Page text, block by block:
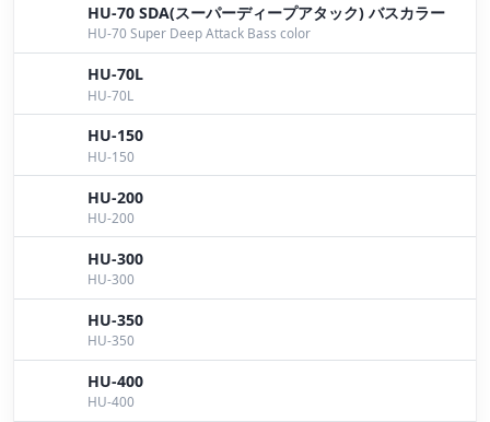
ライズバッカーＲ マットカラーby Iwata
あっさり？！by Iwata
陸っぱりに強い味方！by Yokoyama
とにかく1本by Yokoyama
冬には冬の釣り方で！
対策を・・・by Iwata
今年の冬は！by Yokoyama
スタッガーオリジナルにソルトカラーが登場！
Yoshida
寒いのキライ。。。
HU-70 SDA(スーパーディープアタック) バスカラー
HU-70 Super Deep Attack Bass color
HU-70L
HU-70L
HU-150
HU-150
HU-200
HU-200
HU-300
HU-300
HU-350
HU-350
HU-400
HU-400